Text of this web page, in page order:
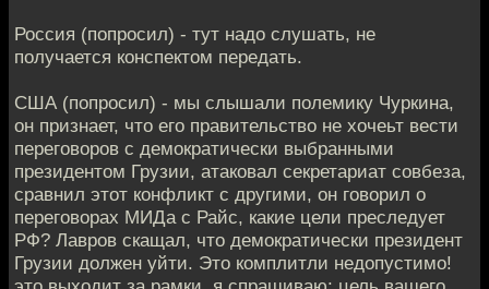
Россия (попросил) - тут надо слушать, не
получается конспектом передать.
США (попросил) - мы слышали полемику Чуркина,
он признает, что его правительство не хочеьт вести
переговоров с демократически выбранными
президентом Грузии, атаковал секретариат совбеза,
сравнил этот конфликт с другими, он говорил о
переговорах МИДа с Райс, какие цели преследует
РФ? Лавров скащал, что демократически президент
Грузии должен уйти. Это комплитли недопустимо!